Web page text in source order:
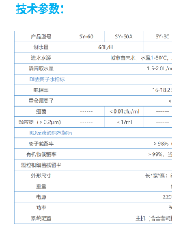
技术参数：